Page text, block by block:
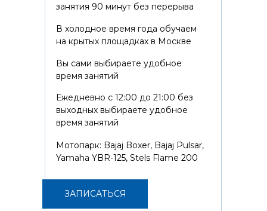
занятия 90 минут без перерыва
В холодное время года обучаем
на крытых площадках в Москве
Вы сами выбираете удобное
время занятий
Ежедневно с 12:00 до 21:00 без
выходных выбираете удобное
время занятий
Мотопарк: Bajaj Boxer, Bajaj Pulsar,
Yamaha YBR-125, Stels Flame 200
ЗАПИСАТЬСЯ